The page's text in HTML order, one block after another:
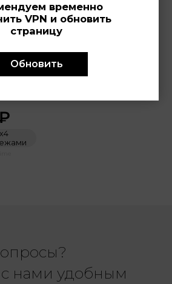
х4
нами удобным
временно
VPN и обновить
страницу
Обновить